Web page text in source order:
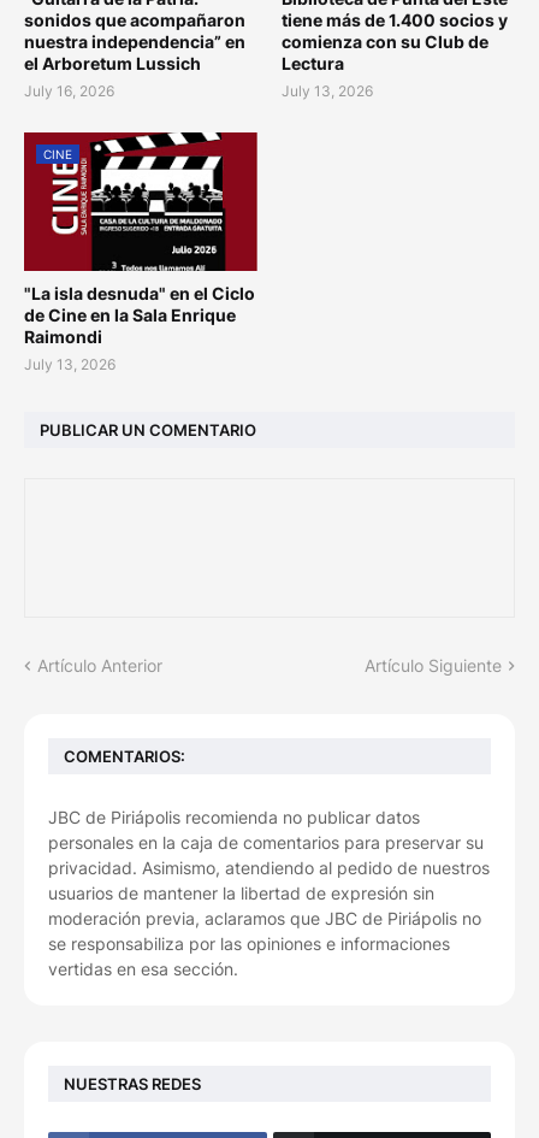
sonidos que acompañaron
nuestra independencia” en
el Arboretum Lussich
July 16, 2026
tiene más de 1.400 socios y
comienza con su Club de
Lectura
July 13, 2026
CINE
"La isla desnuda" en el Ciclo
de Cine en la Sala Enrique
Raimondi
July 13, 2026
PUBLICAR UN COMENTARIO
Artículo Anterior Artículo Siguiente
COMENTARIOS:
JBC de Piriápolis recomienda no publicar datos
personales en la caja de comentarios para preservar su
privacidad. Asimismo, atendiendo al pedido de nuestros
usuarios de mantener la libertad de expresión sin
moderación previa, aclaramos que JBC de Piriápolis no
se responsabiliza por las opiniones e informaciones
vertidas en esa sección.
NUESTRAS REDES